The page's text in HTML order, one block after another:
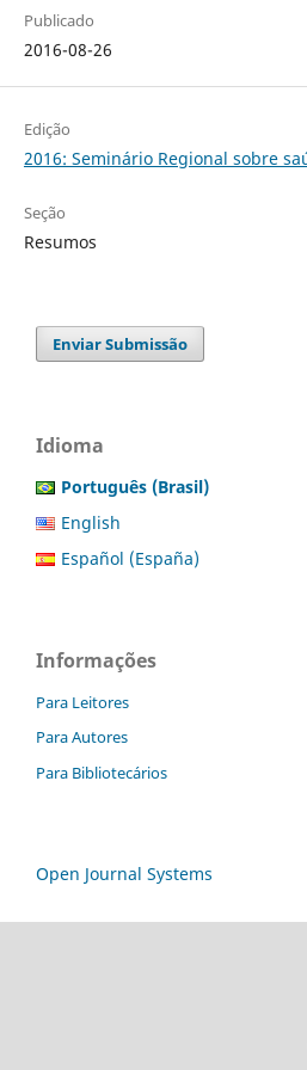
Publicado
2016-08-26
Edição
2016: Seminário Regional sobre
Seção
Resumos
Enviar Submissão
Idioma
Português (Brasil)
English
Español (España)
Informações
Para Leitores
Para Autores
Para Bibliotecários
Open Journal Systems